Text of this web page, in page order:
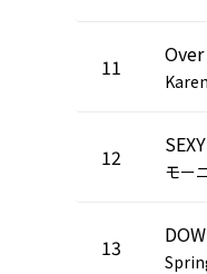
11
12
モー
13